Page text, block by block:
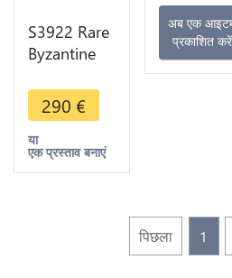
S3922 Rare
Byzantine
Nummi
Chosroès
2590-628
12
290 €
या
एक प्रस्ताव बनाएं
अब एक
प्रकाशित करें
पिछला 1